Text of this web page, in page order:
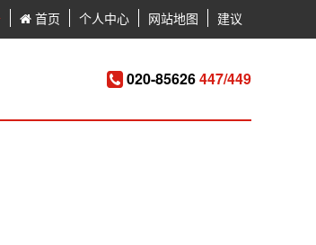
首页 个人中心 网站地图 建议
020-85626447/449